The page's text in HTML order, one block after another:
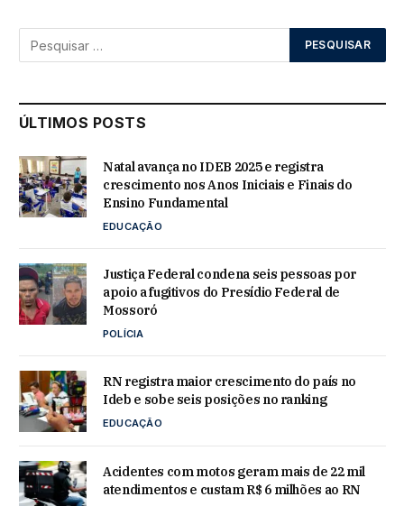
ÚLTIMOS POSTS
Natal avança no IDEB 2025 e registra
crescimento nos Anos Iniciais e Finais do
Ensino Fundamental
EDUCAÇÃO
Justiça Federal condena seis pessoas por
apoio a fugitivos do Presídio Federal de
Mossoró
POLÍCIA
RN registra maior crescimento do país no
Ideb e sobe seis posições no ranking
EDUCAÇÃO
Acidentes com motos geram mais de 22 mil
atendimentos e custam R$ 6 milhões ao RN